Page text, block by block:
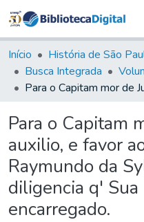
&
Início História de São
Busca Integrada
Para o Capitam
auxilio, e favor
Raymundo da
diligencia q'
encarregado.